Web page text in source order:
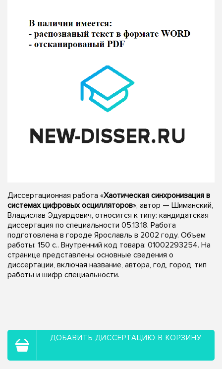
Диссертационная работа «Хаотическая синхронизация в
системах цифровых осцилляторов», автор — Шиманский,
Владислав Эдуардович, относится к типу: кандидатская
диссертация по специальности 05.13.18. Работа
подготовлена в городе Ярославль в 2002 году. Объем
работы: 150 с.. Внутренний код товара: 01002293254. На
странице представлены основные сведения о
диссертации, включая название, автора, год, город, тип
работы и шифр специальности.
ДОБАВИТЬ ДИССЕРТАЦИЮ В КОРЗИНУ